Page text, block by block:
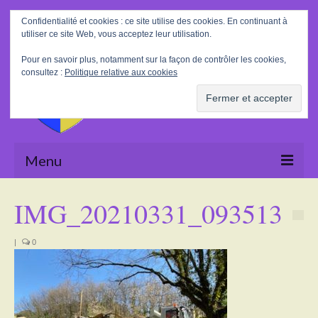
Rechercher
:
Menu
La Mairie
Le village
Tourisme
IMG_20210331_093513
| 0
Confidentialité et cookies : ce site utilise des cookies. En continuant à
utiliser ce site Web, vous acceptez leur utilisation.
Pour en savoir plus, notamment sur la façon de contrôler les cookies,
consultez : Politique relative aux cookies